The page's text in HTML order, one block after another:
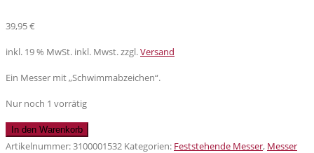
39,95€
inkl. 19 % MwSt. inkl. Mwst. zzgl.Versand
Ein Messer mit „Schwimmabzeichen“.
Nur noch 1 vorrätig
Morakniv
FLOATING
In den Warenkorb
Artikelnummer:3100001532 Kategorien: Feststehende Messer, Messer